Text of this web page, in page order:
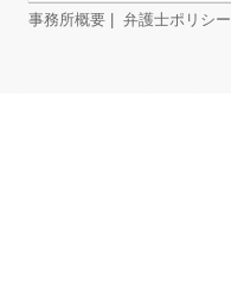
事務所概要 弁護士ポリシー